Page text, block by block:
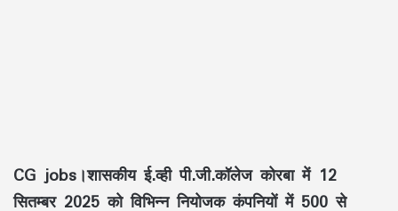
CG jobs।शासकीय ई.व्ही पी.जी.कॉलेज कोरबा में 12
सितम्बर 2025 को विभिन्न नियोजक कंपनियों में 500 से